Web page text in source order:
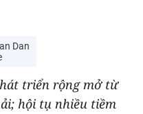
Dan
triển rộng mở từ
hội tụ nhiều tiềm